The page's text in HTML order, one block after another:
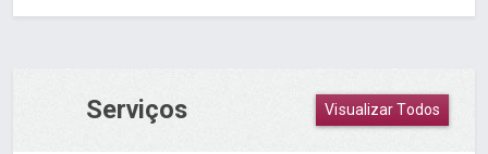
Serviços Visualizar Todos